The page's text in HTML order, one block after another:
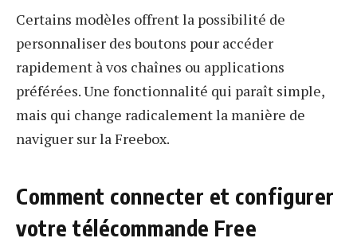
Certains modèles offrent la possibilité de
personnaliser des boutons pour accéder
rapidement à vos chaînes ou applications
préférées. Une fonctionnalité qui paraît simple,
mais qui change radicalement la manière de
naviguer sur la Freebox.
Comment connecter et configurer
votre télécommande Free